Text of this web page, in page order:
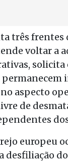
três frentes
voltar a
solicita
no aspecto
de
europeu
desfiliação